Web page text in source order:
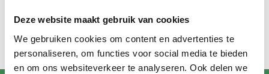
Deze website maakt gebruik van cookies
We gebruiken cookies om content en advertenties te
personaliseren, om functies voor social media te bieden
en om ons websiteverkeer te analyseren. Ook delen we